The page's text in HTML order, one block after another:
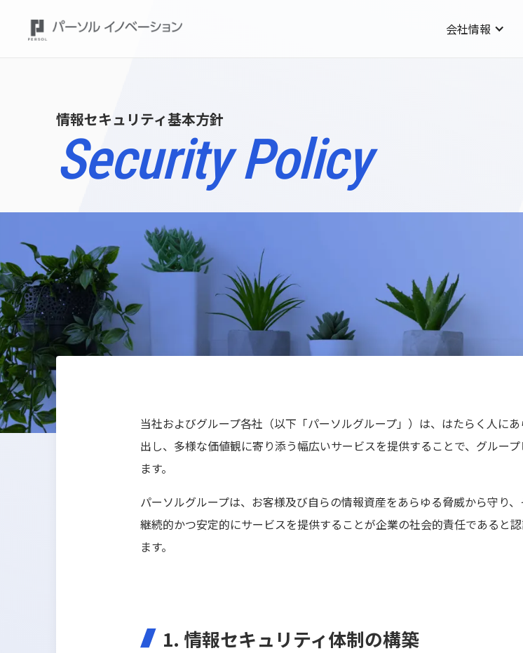
会社情報
情報セキュリティ基本方針
Security Policy
当社およびグループ各社（以下「パーソルグループ」）は、はたらく人に
出し、多様な価値観に寄り添う幅広いサービスを提供することで、グルー
ます。
パーソルグループは、お客様及び自らの情報資産をあらゆる脅威から守り
継続的かつ安定的にサービスを提供することが企業の社会的責任であると
ます。
1. 情報セキュリティ体制の構築